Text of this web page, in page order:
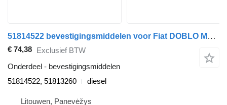
51814522 bevestigingsmiddelen voor Fiat DOBLO MPV (263_) auto
€ 74,38 Exclusief BTW
Onderdeel - bevestigingsmiddelen
51814522, 51813260
diesel
Litouwen, Panevėžys